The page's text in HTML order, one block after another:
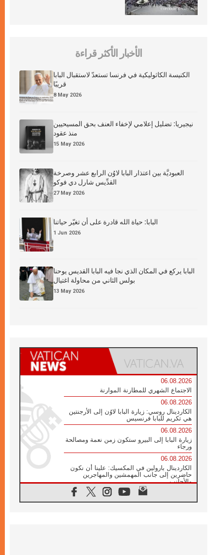
الأخبار الأكثر قراءة
الكنيسة الكاثوليكية في فرنسا تستعدّ لاستقبال البابا
قريبًا
8 May 2026
نيجيريا: تضليل إعلامي لإخفاء العنف بحق المسيحيين
منذ عقود
15 May 2026
العبوديَّة بين اعتذار البابا لاوُن الرابع عشر وصرخة
القدِّيس شارل دي فوكو
27 May 2026
البابا: حياة الله قادرة على أن تغيّر حياتنا
1 Jun 2026
البابا يركع في المكان الذي نجا فيه البابا القديس يوحنا
بولس الثاني من محاولة اغتيال
13 May 2026
06.08.2026
الاجتماع الشهري للمطارنة الموارنة
06.08.2026
الكاردينال روسي: زيارة البابا لاوُن إلى الأرجنتين
هي تكريم للبابا فرنسيس
06.08.2026
زيارة البابا إلى البيرو ستكون زمن نعمة ومصالحة
ورجاء
06.08.2026
الكاردينال بارولين في المكسيك: علينا أن نكون
حاضرين إلى جانب المهمشين والمهاجرين
والأجانب
البابا لاوُن الرابع عشر للشباب في أسيزي: